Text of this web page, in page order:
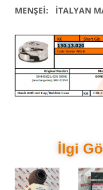
MENŞEİ: İTALYAN
İlgi